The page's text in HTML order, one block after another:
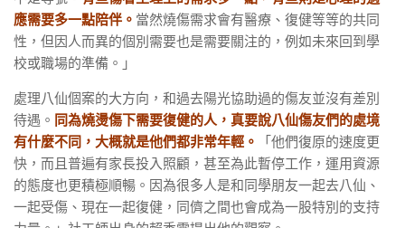
應需要多一點陪伴。 當然燒傷需求會有醫療、復健等等的共同
性，但因人而異的個別需要也是需要關注的，例如未來回到學
校或職場的準備。」
處理八仙個案的大方向，和過去陽光協助過的傷友並沒有差別
待遇。 同為燒燙傷下需要復健的人，真要說八仙傷友們的處境
有什麼不同，大概就是他們都非常年輕。
「他們復原的速度更
快，而且普遍有家長投入照顧，甚至為此暫停工作，運用資源
的態度也更積極順暢。因為很多人是和同學朋友一起去八仙、
一起受傷、現在一起復健，同儕之間也會成為一股特別的支持